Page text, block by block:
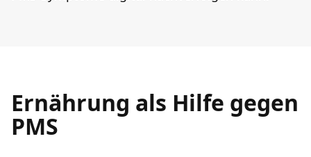
Ernährung als Hilfe gegen
PMS